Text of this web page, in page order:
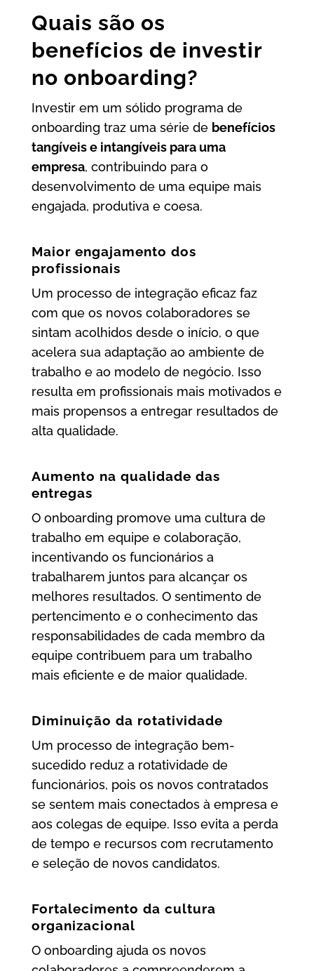
Quais são os
benefícios de investir
no onboarding?
Investir em um sólido programa de
onboarding traz uma série de benefícios
tangíveis e intangíveis para uma
empresa, contribuindo para o
desenvolvimento de uma equipe mais
engajada, produtiva e coesa.
Maior engajamento dos
profissionais
Um processo de integração eficaz faz
com que os novos colaboradores se
sintam acolhidos desde o início, o que
acelera sua adaptação ao ambiente de
trabalho e ao modelo de negócio. Isso
resulta em profissionais mais motivados e
mais propensos a entregar resultados de
alta qualidade.
Aumento na qualidade das
entregas
O onboarding promove uma cultura de
trabalho em equipe e colaboração,
incentivando os funcionários a
trabalharem juntos para alcançar os
melhores resultados. O sentimento de
pertencimento e o conhecimento das
responsabilidades de cada membro da
equipe contribuem para um trabalho
mais eficiente e de maior qualidade.
Diminuição da rotatividade
Um processo de integração bem-
sucedido reduz a rotatividade de
funcionários, pois os novos contratados
se sentem mais conectados à empresa e
aos colegas de equipe. Isso evita a perda
de tempo e recursos com recrutamento
e seleção de novos candidatos.
Fortalecimento da cultura
organizacional
O onboarding ajuda os novos